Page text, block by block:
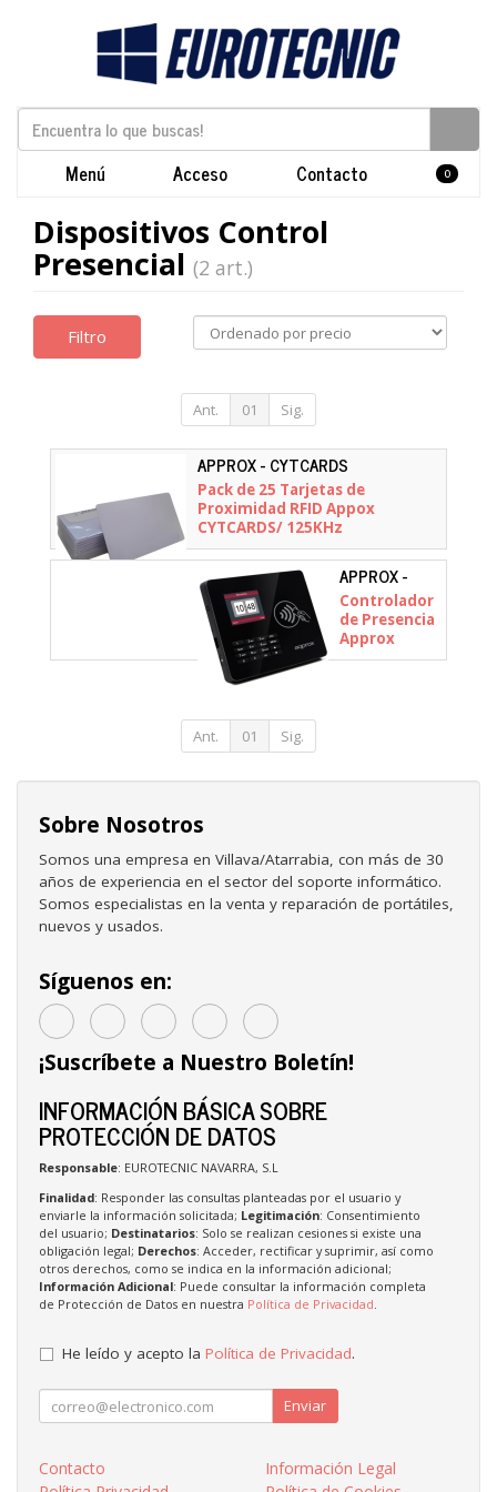
Menú Acceso Contacto 0
Dispositivos Control
Presencial (2 art.)
Filtro
Ant. 01 Sig.
APPROX - CYTCARDS
Pack de 25 Tarjetas de
Proximidad RFID Appox
CYTCARDS/ 125KHz
APPROX -
Controlador
de Presencia
Approx
Ant. 01 Sig.
Sobre Nosotros
Somos una empresa en Villava/Atarrabia, con más de 30
años de experiencia en el sector del soporte informático.
Somos especialistas en la venta y reparación de portátiles,
nuevos y usados.
Síguenos en:
¡Suscríbete a Nuestro Boletín!
INFORMACIÓN BÁSICA SOBRE
PROTECCIÓN DE DATOS
Responsable: EUROTECNIC NAVARRA, S.L
Finalidad: Responder las consultas planteadas por el usuario y
enviarle la información solicitada; Legitimación: Consentimiento
del usuario; Destinatarios: Solo se realizan cesiones si existe una
obligación legal; Derechos: Acceder, rectificar y suprimir, así como
otros derechos, como se indica en la información adicional;
Información Adicional: Puede consultar la información completa
de Protección de Datos en nuestra Política de Privacidad
He leído y acepto la Política de Privacidad.
Enviar
Contacto
Información Legal